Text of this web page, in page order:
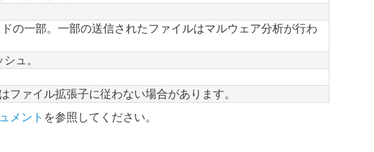
の一部。一部の送信されたファイルはマルウェア分析が行わ
ュ。
ファイル拡張子に従わない場合があります。
メント を参照してください。